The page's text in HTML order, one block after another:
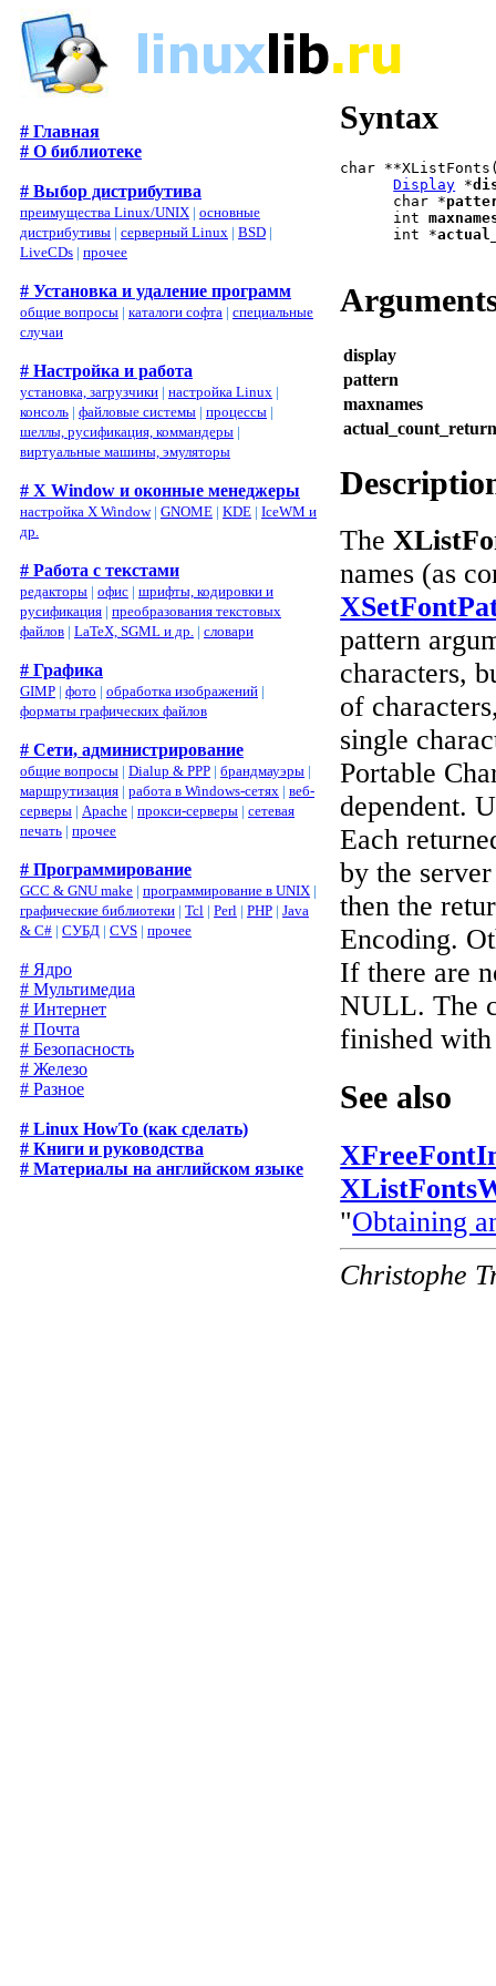
# Главная
# О библиотеке
# Выбор дистрибутива
преимущества Linux/UNIX | основные
дистрибутивы | серверный Linux | BSD |
LiveCDs | прочее
# Установка и удаление программ
общие вопросы | каталоги софта | специальные
случаи
# Настройка и работа
установка, загрузчики | настройка Linux |
консоль | файловые системы | процессы |
шеллы, русификация, коммандеры |
виртуальные машины, эмуляторы
# X Window и оконные менеджеры
настройка X Window| GNOME | KDE | IceWM и
др.
# Работа с текстами
редакторы | офис | шрифты, кодировки и
русификация | преобразования текстовых
файлов | LaTeX, SGML и др. | словари
# Графика
GIMP | фото | обработка изображений |
форматы графических файлов
# Сети, администрирование
общие вопросы | Dialup & PPP | брандмауэры |
маршрутизация | работа в Windows-сетях | веб-
серверы | Apache | прокси-серверы | сетевая
печать | прочее
# Программирование
GCC & GNU make | программирование в UNIX |
графические библиотеки | Tcl | Perl | PHP | Java
& C# | СУБД | CVS | прочее
# Ядро
# Мультимедиа
# Интернет
# Почта
# Безопасность
# Железо
# Разное
# Linux HowTo (как сделать)
# Книги и руководства
# Материалы на английском языке
Syntax
char
Display *
      char *
      int
      int *
display
pattern
maxnames
The
names (as
pattern
characters,
of
single
Portable
dependent.
Each
by the
then the
Encoding.
If there are
NULL. The
finished
See also
"Obtaining
Christophe